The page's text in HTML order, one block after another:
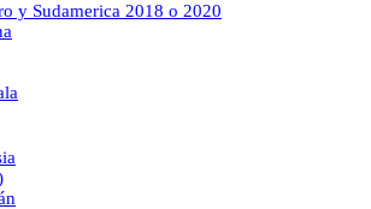
y Sudamerica 2018 o 2020